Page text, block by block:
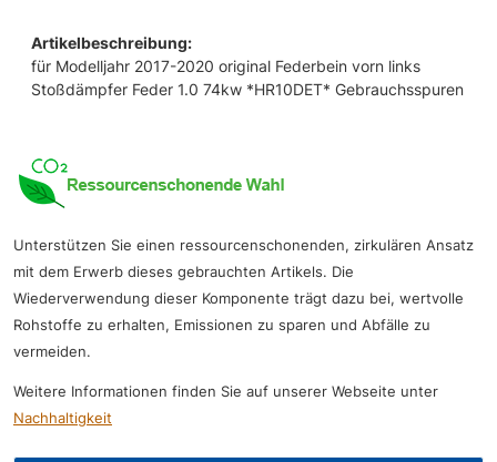
Artikelbeschreibung:
für Modelljahr 2017-2020 original Federbein vorn links
Stoßdämpfer Feder 1.0 74kw *HR10DET* Gebrauchsspuren
Unterstützen Sie einen ressourcenschonenden, zirkulären Ansatz
mit dem Erwerb dieses gebrauchten Artikels. Die
Wiederverwendung dieser Komponente trägt dazu bei, wertvolle
Rohstoffe zu erhalten, Emissionen zu sparen und Abfälle zu
vermeiden.
Weitere Informationen finden Sie auf unserer Webseite unter
Nachhaltigkeit